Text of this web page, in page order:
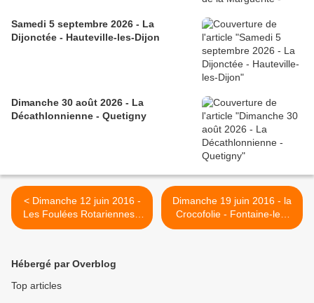
Samedi 5 septembre 2026 - La
Dijonctée - Hauteville-les-Dijon
Dimanche 30 août 2026 - La
Décathlonnienne - Quetigny
< Dimanche 12 juin 2016 -
Les Foulées Rotariennes -
Dijon
Dimanche 19 juin 2016 - la
Crocofolie - Fontaine-les-
Dijon >
Hébergé par Overblog
Top articles